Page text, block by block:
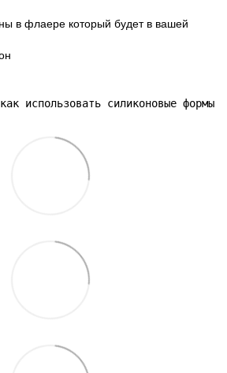
в флаере который будет в вашей
использовать силиконовые формы